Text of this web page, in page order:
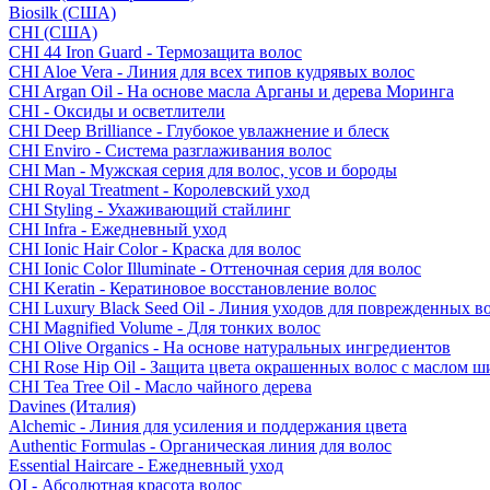
Biosilk (США)
CHI (США)
CHI 44 Iron Guard - Термозащита волос
CHI Aloe Vera - Линия для всех типов кудрявых волос
CHI Argan Oil - На основе масла Арганы и дерева Моринга
CHI - Оксиды и осветлители
CHI Deep Brilliance - Глубокое увлажнение и блеск
CHI Enviro - Система разглаживания волос
CHI Man - Мужская серия для волос, усов и бороды
CHI Royal Treatment - Королевский уход
CHI Styling - Ухаживающий стайлинг
CHI Infra - Ежедневный уход
CHI Ionic Hair Color - Краска для волос
CHI Ionic Color Illuminate - Оттеночная серия для волос
CHI Keratin - Кератиновое восстановление волос
CHI Luxury Black Seed Oil - Линия уходов для поврежденных
CHI Magnified Volume - Для тонких волос
CHI Olive Organics - На основе натуральных ингредиентов
CHI Rose Hip Oil - Защита цвета окрашенных волос с маслом
CHI Tea Tree Oil - Масло чайного дерева
Davines (Италия)
Alchemic - Линия для усиления и поддержания цвета
Authentic Formulas - Органическая линия для волос
Essential Haircare - Eжедневный уход
OI - Абсолютная красота волос